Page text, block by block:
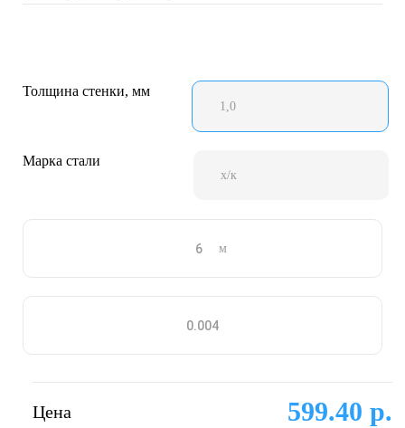
Толщина стенки, мм
1,0
Марка стали
х/к
м
Цена 599.40 р.